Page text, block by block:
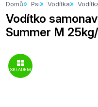
Domů Psi Vodítka
Vodítko
Summer M
SKLADEM